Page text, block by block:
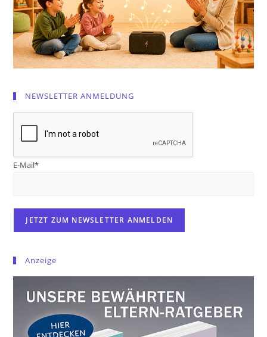
NEWSLETTER ANMELDUNG
E-Mail*
Anzeige